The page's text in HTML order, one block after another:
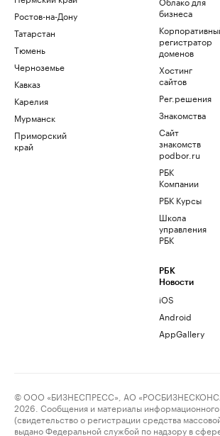
Ростов-на-Дону
Татарстан
Тюмень
Черноземье
Кавказ
Карелия
Мурманск
Приморский
край
бизнеса
регистратор
доменов
Хостинг
сайтов
Рег.решения
Знакомства
Сайт
знакомств
podbor.ru
РБК
Компании
РБК Курсы
Школа
управления
РБК
РБК
Новости
iOS
Android
AppGallery
© ООО «БИЗНЕСПРЕСС», АО
2026. Сообщения и материалы информационного
(свидетельство о регистрации средства
выдано Федеральной службой по надзору в